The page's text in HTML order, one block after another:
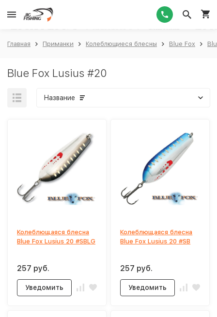
Главная Приманки Колеблющиеся блесны Blue Fox
Blue Fox Lusius #20
Название
Колеблющаяся блесна
Blue Fox Lusius 20 #SBLG
257 руб.
Уведомить
Колеблющаяся блесна
Blue Fox Lusius 20 #SB
257 руб.
Уведомить